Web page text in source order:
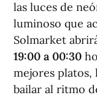
las luces de
luminoso que
Solmarket
19:00 a 00:30
mejores platos,
bailar al ritmo